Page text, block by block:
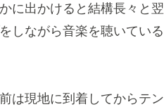
に出かけると結構長々と
しながら音楽を聴いてい
は現地に到着してからテ